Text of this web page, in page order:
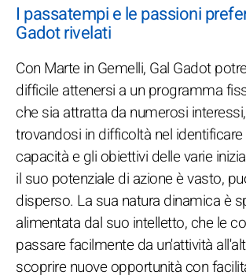
I passatempi e le passioni
Gadot rivelati
Con Marte in Gemelli, Gal Gadot
difficile attenersi a un programma
che sia attratta da numerosi
trovandosi in difficoltà nel
capacità e gli obiettivi delle varie
il suo potenziale di azione è vasto,
disperso. La sua natura dinamica è
alimentata dal suo intelletto, che le
passare facilmente da un'attività
scoprire nuove opportunità con